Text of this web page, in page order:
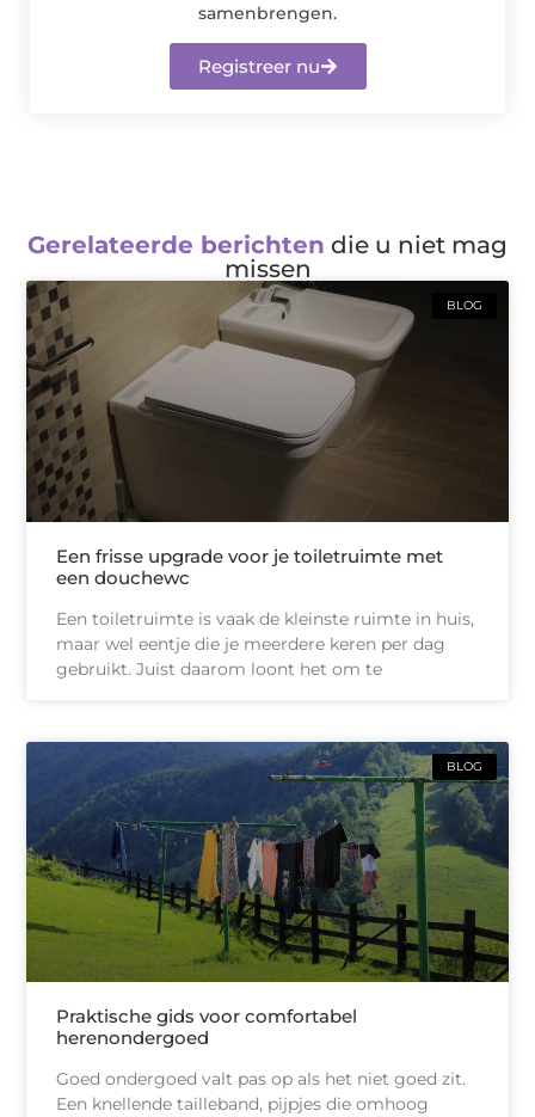
samenbrengen.
Registreer nu
Gerelateerde berichten die u niet mag
missen
BLOG
Een frisse upgrade voor je toiletruimte met
een douchewc
Een toiletruimte is vaak de kleinste ruimte in huis,
maar wel eentje die je meerdere keren per dag
gebruikt. Juist daarom loont het om te
BLOG
Praktische gids voor comfortabel
herenondergoed
Goed ondergoed valt pas op als het niet goed zit.
Een knellende tailleband, pijpjes die omhoog